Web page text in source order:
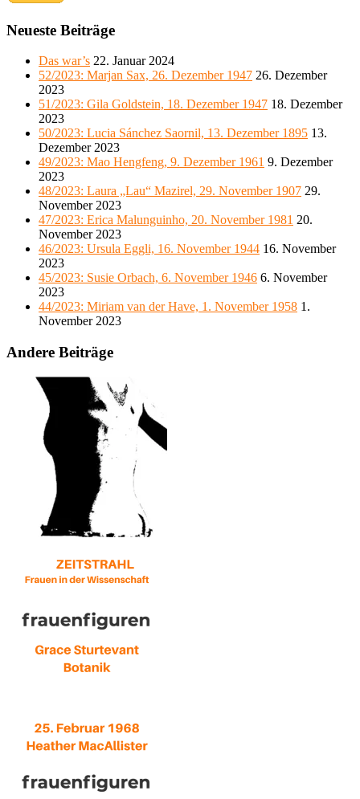
Neueste Beiträge
Das war’s 22. Januar 2024
52/2023: Marjan Sax, 26. Dezember 1947 26. Dezember
2023
51/2023: Gila Goldstein, 18. Dezember 1947 18. Dezember
2023
50/2023: Lucia Sánchez Saornil, 13. Dezember 1895 13.
Dezember 2023
49/2023: Mao Hengfeng, 9. Dezember 1961 9. Dezember
2023
48/2023: Laura „Lau“ Mazirel, 29. November 1907 29.
November 2023
47/2023: Erica Malunguinho, 20. November 1981 20.
November 2023
46/2023: Ursula Eggli, 16. November 1944 16. November
2023
45/2023: Susie Orbach, 6. November 1946 6. November
2023
44/2023: Miriam van der Have, 1. November 1958 1.
November 2023
Andere Beiträge